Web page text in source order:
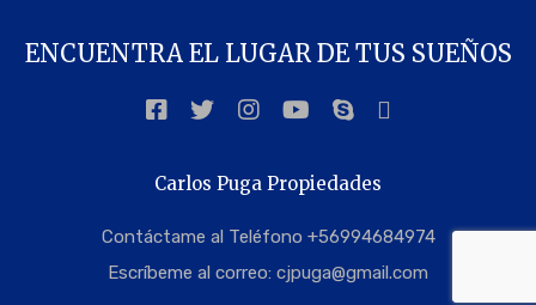
ENCUENTRA EL LUGAR DE TUS SUEÑOS
Carlos Puga Propiedades
Contáctame al Teléfono +56994684974
Escríbeme al correo: cjpuga@gmail.com